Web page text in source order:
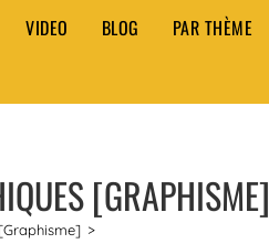
VIDEO BLOG PAR THÈME
[GRAPHISME]
>